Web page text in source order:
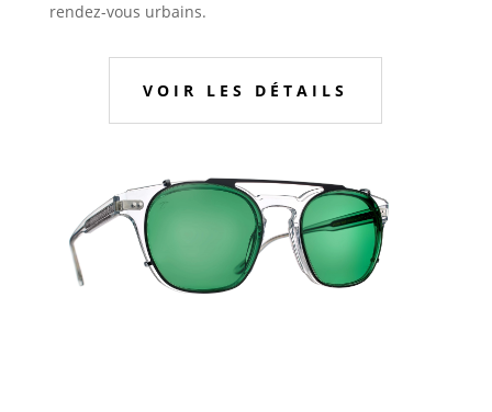
rendez-vous urbains.
VOIR LES DÉTAILS